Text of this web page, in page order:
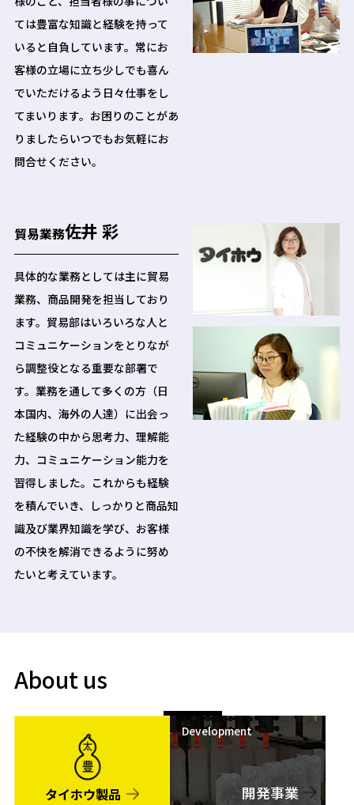
ては豊富な知識と経験を持って
いると自負しています。常にお
客様の立場に立ち少しでも喜ん
でいただけるよう日々仕事をし
てまいります。お困りのことがあ
りましたらいつでもお気軽にお
問合せください。
貿易業務佐井 彩
具体的な業務としては主に貿易
業務、商品開発を担当しており
ます。貿易部はいろいろな人と
コミュニケーションをとりなが
ら調整役となる重要な部署で
す。業務を通して多くの方（日
本国内、海外の人達）に出会っ
た経験の中から思考力、理解能
力、コミュニケーション能力を
習得しました。これからも経験
を積んでいき、しっかりと商品知
識及び業界知識を学び、お客様
の不快を解消できるように努め
たいと考えています。
About us
タイホウ製品
Development
開発事業